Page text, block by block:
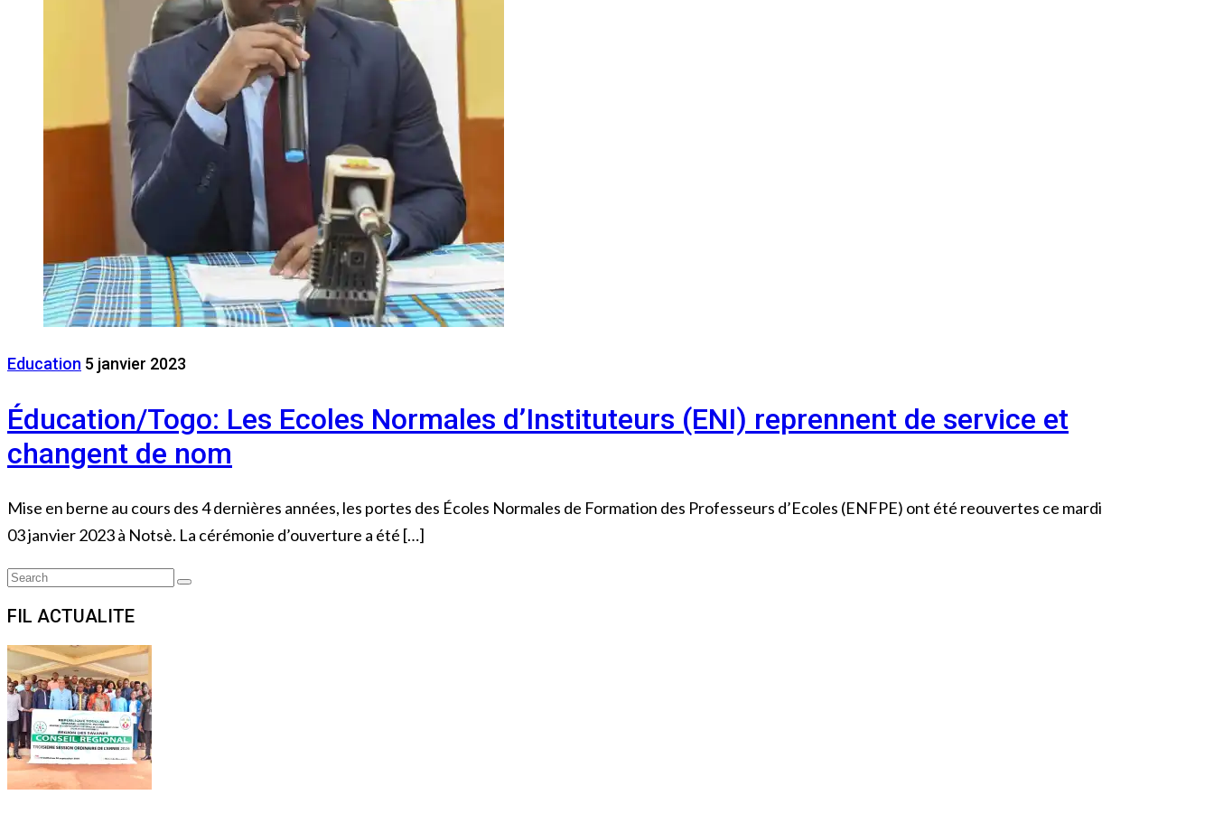
Education 5 janvier 2023
Éducation/Togo: Les Ecoles Normales d’Instituteurs (ENI) reprennent de service et
changent de nom
Mise en berne au cours des 4 dernières années, les portes des Écoles Normales de Formation des Professeurs d’Ecoles (ENFPE) ont été reouvertes ce mardi
03 janvier 2023 à Notsè. La cérémonie d’ouverture a été […]
Search
Search
FIL ACTUALITE